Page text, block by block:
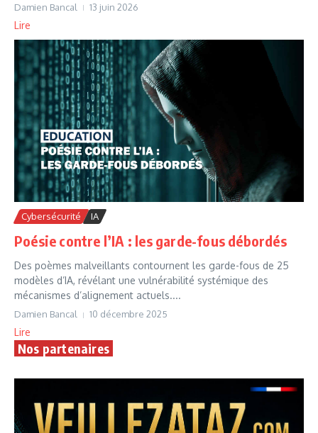
Damien Bancal 13 juin 2026
Lire
Cybersécurité IA
Poésie contre l’IA : les garde-fous débordés
Des poèmes malveillants contournent les garde-fous de 25
modèles d’IA, révélant une vulnérabilité systémique des
mécanismes d’alignement actuels....
Damien Bancal 10 décembre 2025
Lire
Nos partenaires